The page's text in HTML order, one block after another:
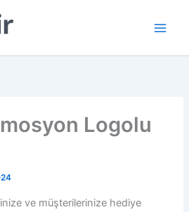
Logolu
ve müşterilerinize hediye